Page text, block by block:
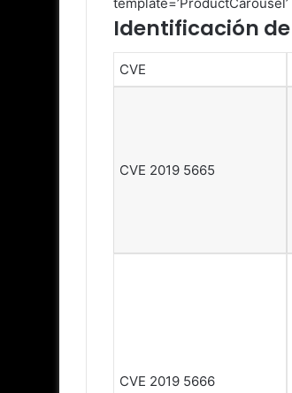
Identificación
CVE
CVE 2019 5665
CVE 2019 5666